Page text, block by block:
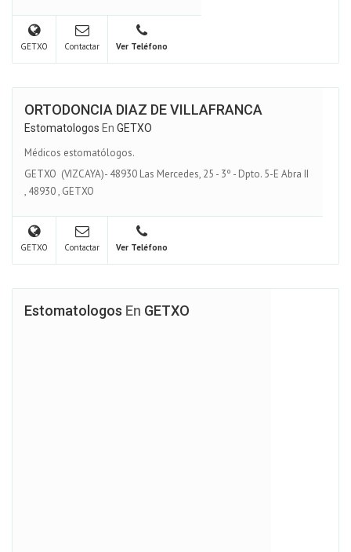
GETXO Contactar Ver Teléfono
ORTODONCIA DIAZ DE VILLAFRANCA
Estomatologos En GETXO
Médicos estomatólogos.
GETXO (VIZCAYA)- 48930 Las Mercedes, 25 - 3º - Dpto. 5-E Abra II
, 48930, GETXO
GETXO Contactar Ver Teléfono
Estomatologos En GETXO